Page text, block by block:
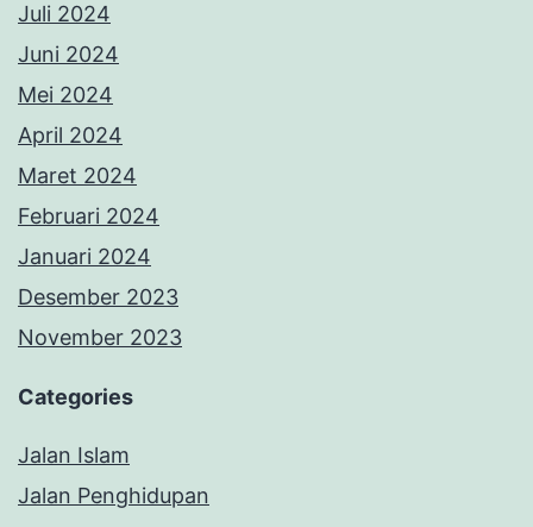
Juli 2024
Juni 2024
Mei 2024
April 2024
Maret 2024
Februari 2024
Januari 2024
Desember 2023
November 2023
Categories
Jalan Islam
Jalan Penghidupan